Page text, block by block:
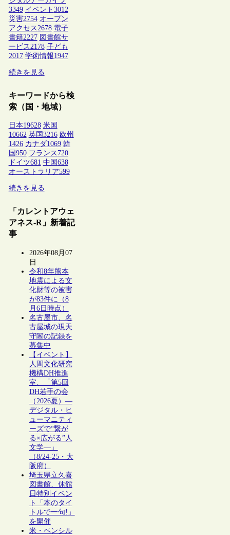
3349 イベント 3012
災害2754 オープン
アクセス 2678 電子
書籍2227 図書館サ
ービス 2178 子ども
2017 学術情報1947
続きを見る
キーワードから検
索（国・地域）
日本19628 米国
10662 英国 3216 欧州
1426 カナダ1069 韓
国 950 フランス 720
ドイツ681 中国 638
オーストラリア599
続きを見る
「カレントアウェ
アネス-R」新着記
事
2026年08月07
日
令和8年熊本
地震による文
化財等の被害
が83件に（8
月6日時点）
名古屋市、名
古屋城の現天
守閣の記録を
募集中
【イベント】
人間文化研究
機構DH推進
室、「第5回
DH若手の会
（2026夏）―
デジタル・ヒ
ューマニティ
ーズで“繋が
る×広がる”人
文学―」
（8/24-25・大
阪府）
埼玉県立久喜
図書館、休館
日特別イベン
ト「本のタイ
トルで一句!」
を開催
米・ペンシル